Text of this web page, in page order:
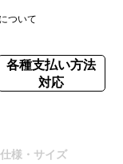
ついて
各種支払い方法
対応
仕様・サイズ